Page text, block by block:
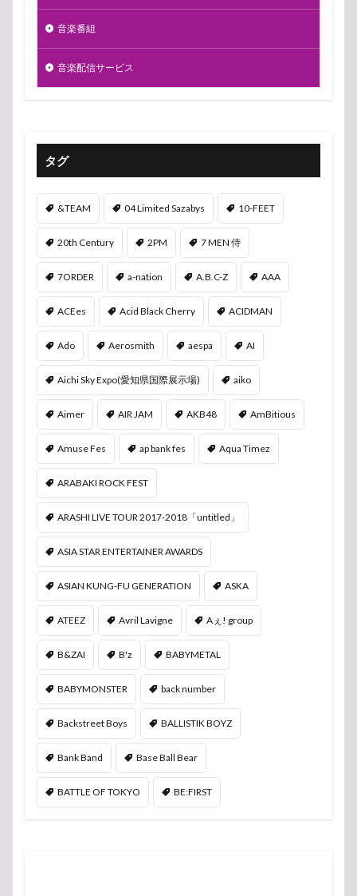
音楽番組
音楽配信サービス
タグ
&TEAM 04 Limited Sazabys 10-FEET
20th Century 2PM 7 MEN 侍
7ORDER a-nation A.B.C-Z AAA
ACEes Acid Black Cherry ACIDMAN
Ado Aerosmith aespa AI
Aichi Sky Expo(愛知県国際展示場) aiko
Aimer AIR JAM AKB48 AmBitious
Amuse Fes ap bank fes Aqua Timez
ARABAKI ROCK FEST
ARASHI LIVE TOUR 2017-2018「untitled」
ASIA STAR ENTERTAINER AWARDS
ASIAN KUNG-FU GENERATION ASKA
ATEEZ Avril Lavigne Aぇ! group
B&ZAI B'z BABYMETAL
BABYMONSTER back number
Backstreet Boys BALLISTIK BOYZ
Bank Band Base Ball Bear
BATTLE OF TOKYO BE:FIRST